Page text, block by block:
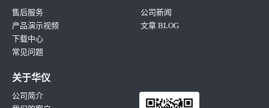
售后服务
产品演示视频
下载中心
常见问题
公司新闻
文章 BLOG
关于华仪
公司简介